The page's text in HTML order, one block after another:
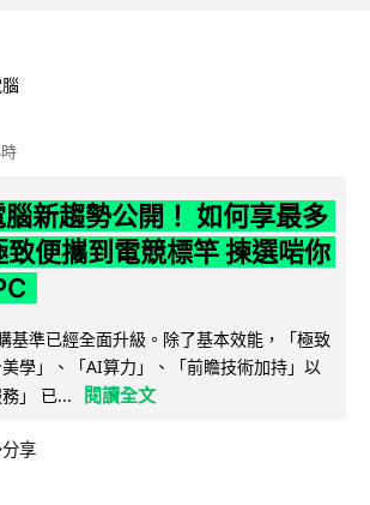
新趨勢公開！ 如何享最多
便攜到電競標竿 揀選啱你
基準已經全面升級。除了基本效能，「極致
學」、「AI算力」、「前瞻技術加持」以
」 已...
閱讀全文
分享